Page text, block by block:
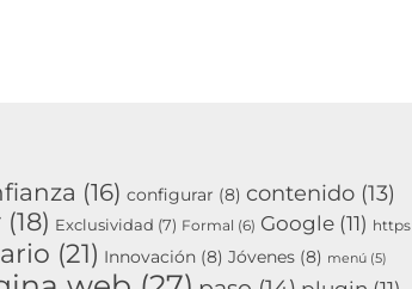
(16) configurar (8) contenido (13)
(18) Exclusividad (7) Formal (6) Google (11) https
(21) Innovación (8) Jóvenes (8) menú (5)